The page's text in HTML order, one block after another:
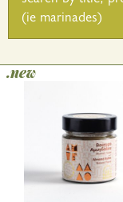
(ie marinades)
.new